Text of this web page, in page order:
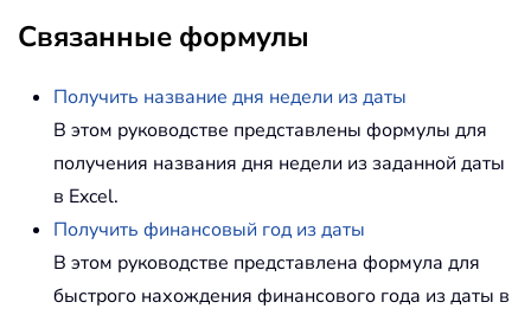
Связанные формулы
Получить название дня недели из даты
В этом руководстве представлены формулы для
получения названия дня недели из заданной даты
в Excel.
Получить финансовый год из даты
В этом руководстве представлена формула для
быстрого нахождения финансового года из даты в